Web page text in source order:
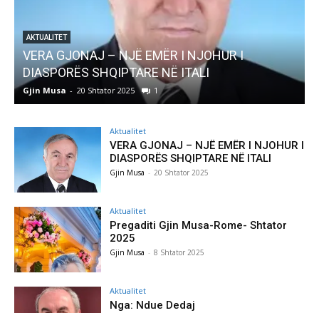
AKTUALITET
Pregaditi Gjin Musa-Rome- Shtator 2025
Gjin Musa - 8 Shtator 2025 0
Aktualitet
VERA GJONAJ – NJË EMËR I NJOHUR I
DIASPORËS SHQIPTARE NË ITALI
Gjin Musa - 20 Shtator 2025
Aktualitet
Pregaditi Gjin Musa-Rome- Shtator
2025
Gjin Musa - 8 Shtator 2025
Aktualitet
Nga: Ndue Dedaj